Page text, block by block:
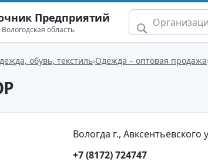
Предприятий
область
обувь, текстиль Одежда – оптовая продажа
Вологда г., Авксентьевского
+7 (8172) 724747